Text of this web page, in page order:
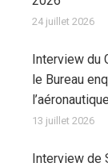
24 juillet 2026
Interview du
le Bureau
13 juillet 2026
Interview de